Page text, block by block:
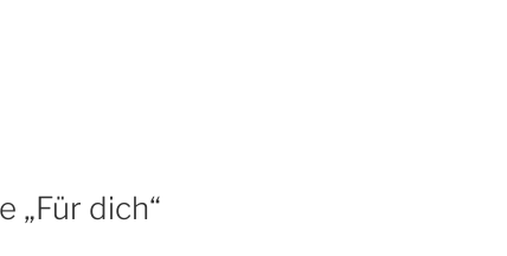
„Für dich“